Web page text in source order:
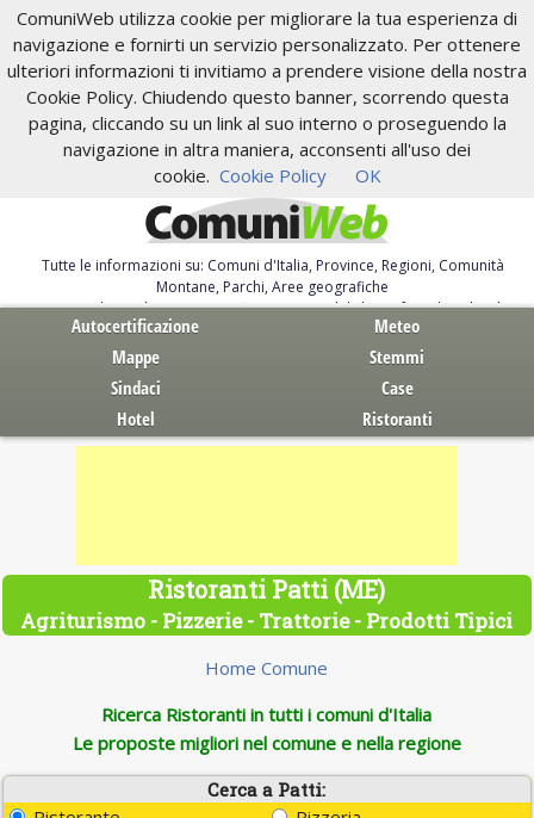
ComuniWeb utilizza cookie per migliorare la tua esperienza di
navigazione e fornirti un servizio personalizzato. Per ottenere
ulteriori informazioni ti invitiamo a prendere visione della nostra
Cookie Policy. Chiudendo questo banner, scorrendo questa
pagina, cliccando su un link al suo interno o proseguendo la
navigazione in altra maniera, acconsenti all'uso dei
cookie. Cookie Policy OK
Tutte le informazioni su: Comuni d'Italia, Province, Regioni, Comunità
Montane, Parchi, Aree geografiche
Servizi al Cittadino. Autocertificazione, moduli, leggi, free download
Autocertificazione
Meteo
Mappe
Stemmi
Sindaci
Case
Hotel
Ristoranti
Ristoranti Patti (ME)
Agriturismo - Pizzerie - Trattorie - Prodotti Tipici
Home Comune
Ricerca Ristoranti in tutti i comuni d'Italia
Le proposte migliori nel comune e nella regione
Cerca a Patti: